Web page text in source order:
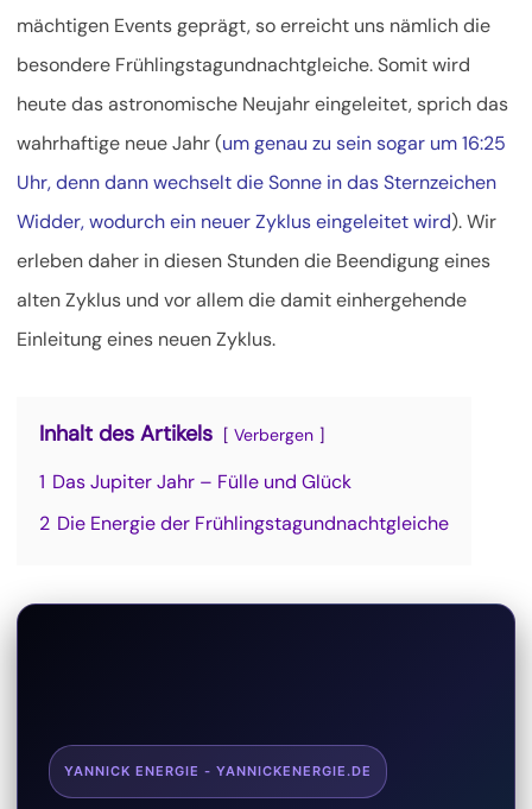
mächtigen Events geprägt, so erreicht uns nämlich die
besondere Frühlingstagundnachtgleiche. Somit wird
heute das astronomische Neujahr eingeleitet,sprich das
wahrhaftige neue Jahr (um genau zu sein sogar um 16:25
Uhr, denn dann wechselt die Sonne in das Sternzeichen
Widder, wodurch ein neuer Zyklus eingeleitet wird). Wir
erleben daher in diesen Stunden die Beendigung eines
alten Zyklus und vor allem die damit einhergehende
Einleitung eines neuen Zyklus.
Inhalt des Artikels Verbergen
1 Das Jupiter Jahr – Fülle und Glück
2 Die Energie der Frühlingstagundnachtgleiche
YANNICK ENERGIE - YANNICKENERGIE.DE